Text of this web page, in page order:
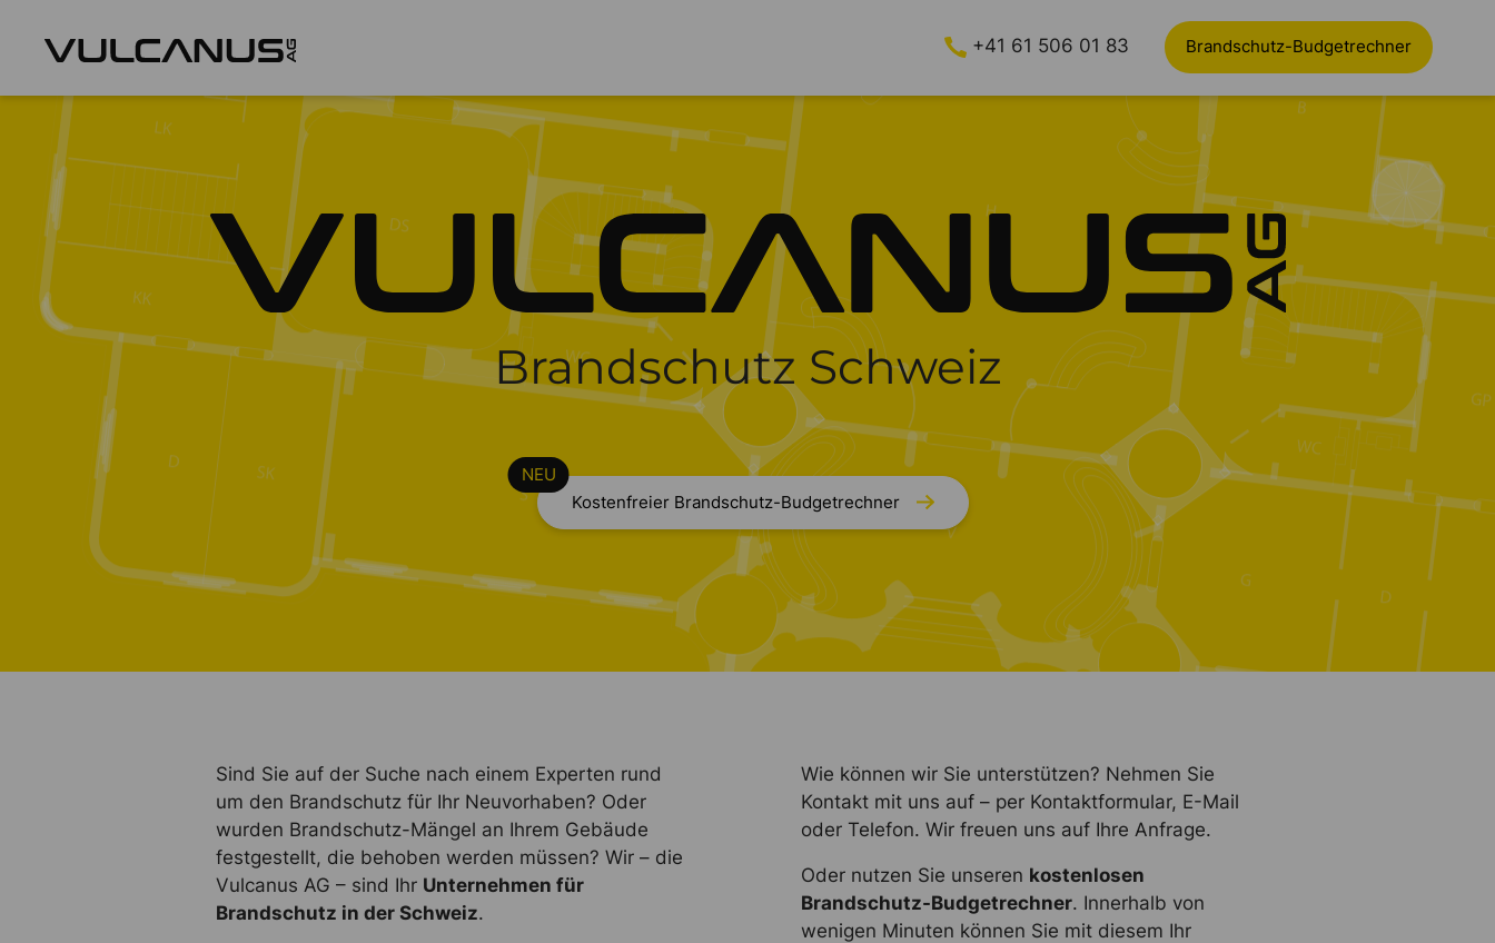
+41 61 506 01 83 Brandschutz-Budgetrechner
Brandschutz Schweiz
Kostenfreier Brandschutz-Budgetrechner
Sind Sie auf der Suche nach einem Experten rund
um den Brandschutz für Ihr Neuvorhaben? Oder
wurden Brandschutz-Mängel an Ihrem Gebäude
festgestellt, die behoben werden müssen? Wir – die
Vulcanus AG – sind Ihr Unternehmen für
Brandschutz in der Schweiz.
Wie können wir Sie unterstützen? Nehmen Sie
Kontakt mit uns auf – per Kontaktformular, E-Mail
oder Telefon. Wir freuen uns auf Ihre Anfrage.
Oder nutzen Sie unseren kostenlosen
Brandschutz-Budgetrechner. Innerhalb von
wenigen Minuten können Sie mit diesem Ihr